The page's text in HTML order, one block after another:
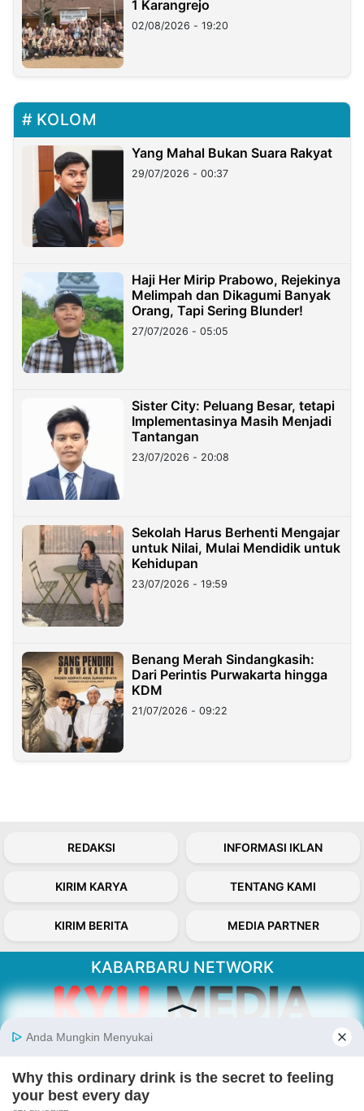
1 Karangrejo
02/08/2026 - 19:20
KOLOM
Yang Mahal Bukan Suara Rakyat
29/07/2026 - 00:37
Haji Her Mirip Prabowo, Rejekinya
Melimpah dan Dikagumi Banyak
Orang, Tapi Sering Blunder!
27/07/2026 - 05:05
Sister City: Peluang Besar, tetapi
Implementasinya Masih Menjadi
Tantangan
23/07/2026 - 20:08
Sekolah Harus Berhenti Mengajar
untuk Nilai, Mulai Mendidik untuk
Kehidupan
23/07/2026 - 19:59
Benang Merah Sindangkasih:
Dari Perintis Purwakarta hingga
KDM
21/07/2026 - 09:22
REDAKSI INFORMASI IKLAN
KIRIM KARYA TENTANG KAMI
KIRIM BERITA MEDIA PARTNER
KABARBARU NETWORK
Kabarbaru.co menyajikan berita aktual dan
inspiratif dari sudut pandang berbaik sangka